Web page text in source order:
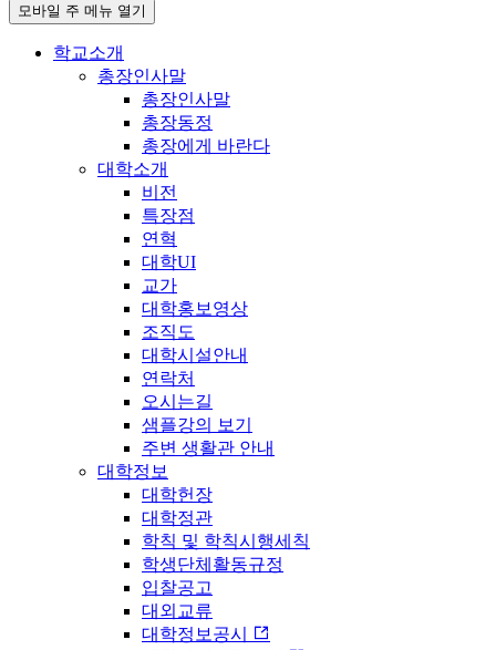
모바일 주 메뉴 열기
학교소개
총장인사말
총장인사말
총장동정
총장에게 바란다
대학소개
비전
특장점
연혁
대학UI
교가
대학홍보영상
조직도
대학시설안내
연락처
오시는길
샘플강의 보기
주변 생활관 안내
대학정보
대학헌장
대학정관
학칙 및 학칙시행세칙
학생단체활동규정
입찰공고
대외교류
대학정보공시